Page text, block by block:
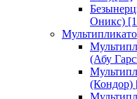
Оникс)
(Абу
(Кондор)